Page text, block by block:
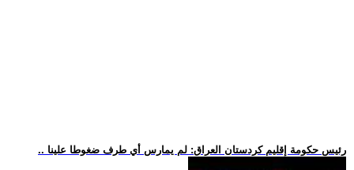
.. رئيس حكومة إقليم كردستان العراق: لم يمارس أي طرف ضغوطا علينا